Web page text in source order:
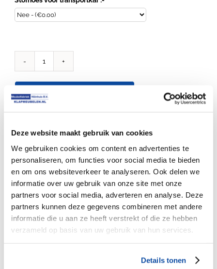
Deze website maakt gebruik van cookies
We gebruiken cookies om content en advertenties te
personaliseren, om functies voor social media te bieden
en om ons websiteverkeer te analyseren. Ook delen we
informatie over uw gebruik van onze site met onze
partners voor social media, adverteren en analyse. Deze
partners kunnen deze gegevens combineren met andere
informatie die u aan ze heeft verstrekt of die ze hebben
verzameld op basis van uw gebruik van hun services.
Details tonen
Transportkar
examentafels
aantal
Je zou ook kunnen houden van …